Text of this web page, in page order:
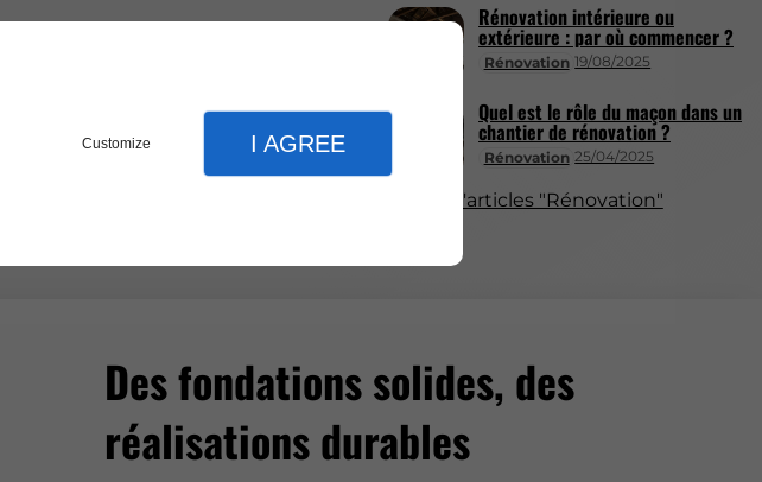
Customize I AGREE
Rénovation 19/08/2025
Rénovation intérieure ou
extérieure : par où commencer ?
Rénovation 25/04/2025
Quel est le rôle du maçon dans un
chantier de rénovation ?
Plus d'articles "Rénovation"
Des fondations solides, des
réalisations durables